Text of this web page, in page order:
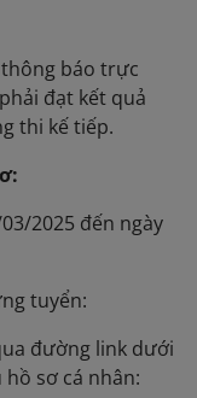
báo trực
đạt kết quả
thi kế tiếp.
2025 đến ngày
tuyển:
đường link dưới
sơ cá nhân: